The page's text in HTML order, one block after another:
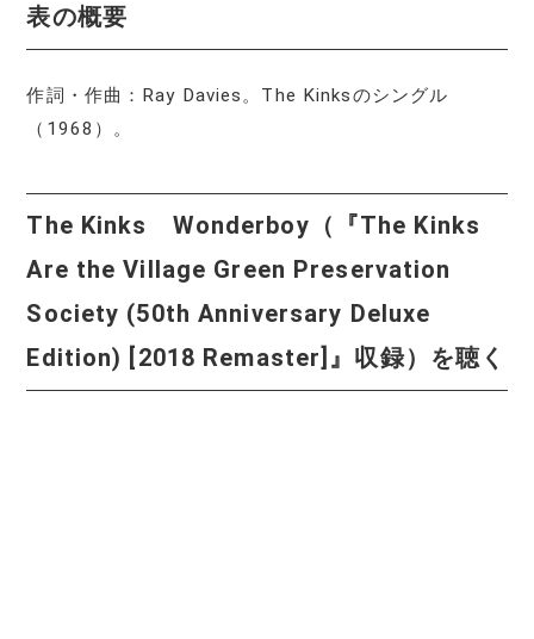
表の概要
作詞・作曲：Ray Davies。The Kinksのシングル
（1968）。
The Kinks Wonderboy（『The Kinks
Are the Village Green Preservation
Society (50th Anniversary Deluxe
Edition) [2018 Remaster]』収録）を聴く